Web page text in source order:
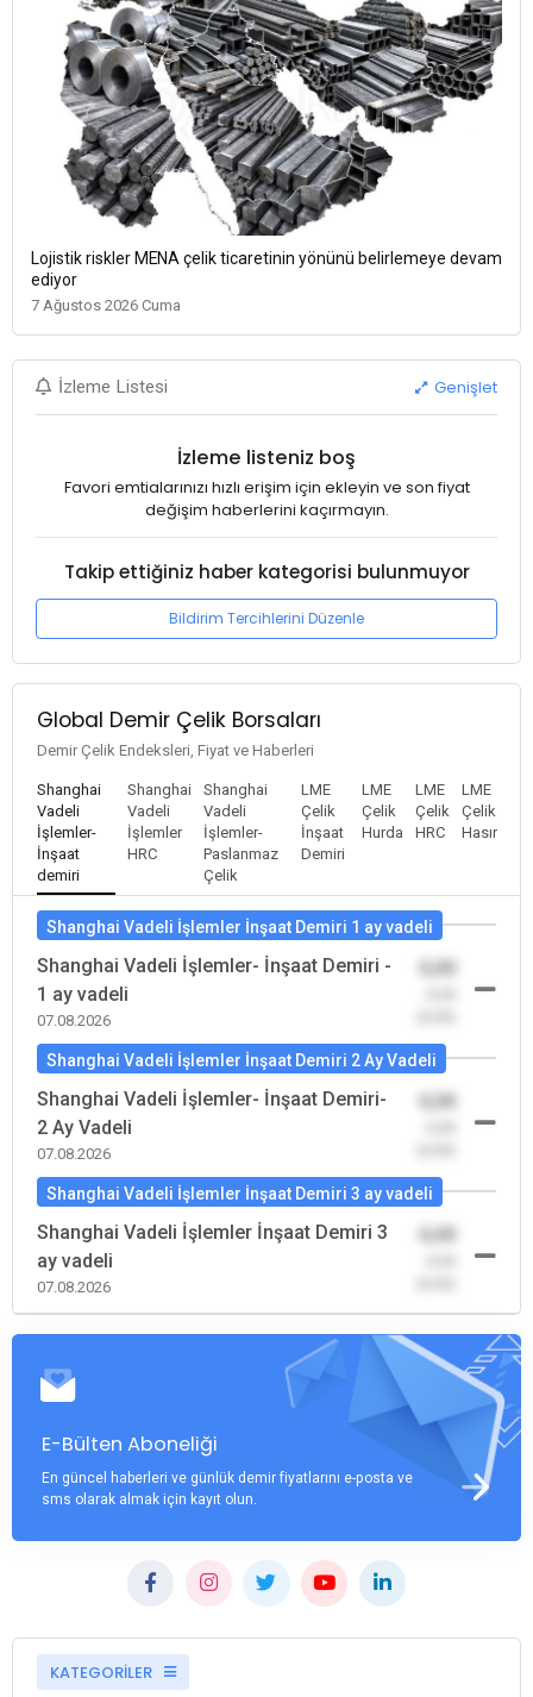
Lojistik riskler MENA çelik ticaretinin yönünü belirlemeye devam
ediyor
7 Ağustos 2026 Cuma
İzleme Listesi Genişlet
İzleme listeniz boş
Favori emtialarınızı hızlı erişim için ekleyin ve son fiyat
değişim haberlerini kaçırmayın.
Takip ettiğiniz haber kategorisi bulunmuyor
Bildirim Tercihlerini Düzenle
Global Demir Çelik Borsaları
Demir Çelik Endeksleri, Fiyat ve Haberleri
Shanghai
Vadeli
İşlemler-
İnşaat
demiri
Shanghai
Vadeli
İşlemler
HRC
Shanghai
Vadeli
İşlemler-
Paslanmaz
Çelik
LME
Çelik
İnşaat
Demiri
LME
Çelik
Hurda
LME
Çelik
HRC
LME
Çelik
Hasır
Shanghai Vadeli İşlemler İnşaat Demiri 1 ay vadeli
Shanghai Vadeli İşlemler- İnşaat Demiri -
1 ay vadeli
07.08.2026
0,00
Shanghai Vadeli İşlemler İnşaat Demiri 2 Ay Vadeli
Shanghai Vadeli İşlemler- İnşaat Demiri-
2 Ay Vadeli
07.08.2026
0,00
Shanghai Vadeli İşlemler İnşaat Demiri 3 ay vadeli
Shanghai Vadeli İşlemler İnşaat Demiri 3
ay vadeli
07.08.2026
0,00
E-Bülten Aboneliği
En güncel haberleri ve günlük demir fiyatlarını e-posta ve
sms olarak almak için kayıt olun.
KATEGORİLER